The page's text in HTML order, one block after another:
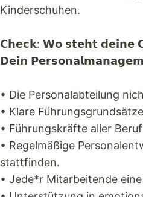
Kinderschuhen.
𝗖𝗵𝗲𝗰𝗸: 𝗪𝗼 𝘀𝘁𝗲𝗵𝘁 𝗱𝗲𝗶𝗻𝗲
𝗗𝗲𝗶𝗻
• Die Personalabteilung
• Klare
• Führungskräfte aller
• Regelmäßige
stattfinden.
• Jede*r Mitarbeitende